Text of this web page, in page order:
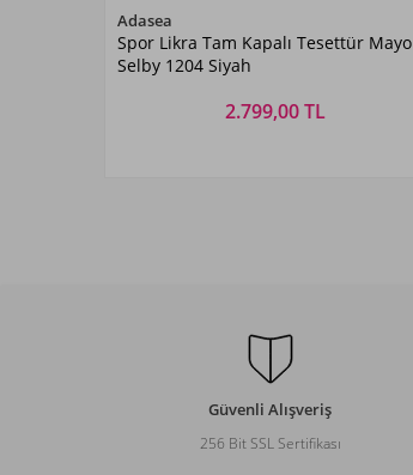
Siyah05
Adasea
Spor Likra Tam Kapalı Tesettür Mayo
Selby 1204 Siyah
2.799,00 TL
Güvenli Alışveriş
256 Bit SSL Sertifikası